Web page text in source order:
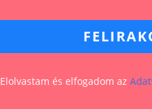
Elolvastam és elfogadom az